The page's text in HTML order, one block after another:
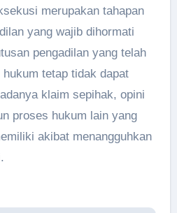
merupakan tahapan
yang wajib dihormati
pengadilan yang telah
tetap tidak dapat
klaim sepihak, opini
proses hukum lain yang
akibat menangguhkan